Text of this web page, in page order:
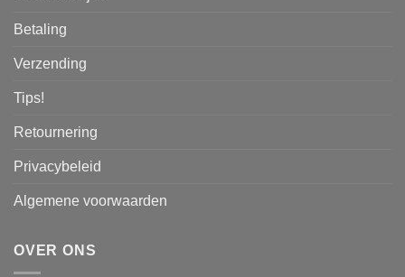
Betaling
Verzending
Tips!
Retournering
Privacybeleid
Algemene voorwaarden
OVER ONS